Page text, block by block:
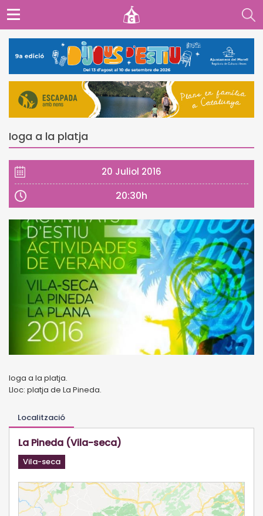
Ioga a la platja
20 Juliol 2016
20:30h
Ioga a la platja.
Lloc: platja de La Pineda.
Localització
La Pineda (Vila-seca)
Vila-seca